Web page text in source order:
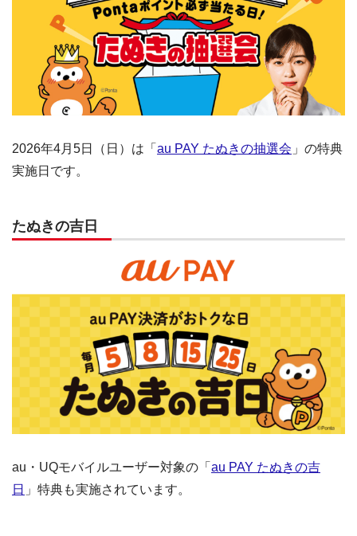
2026年4月5日（日）は「 au PAY たぬきの抽選会 」の特典
実施日です。
たぬきの吉日
au・UQモバイルユーザー対象の「 au PAY たぬきの吉
日 」特典も実施されています。